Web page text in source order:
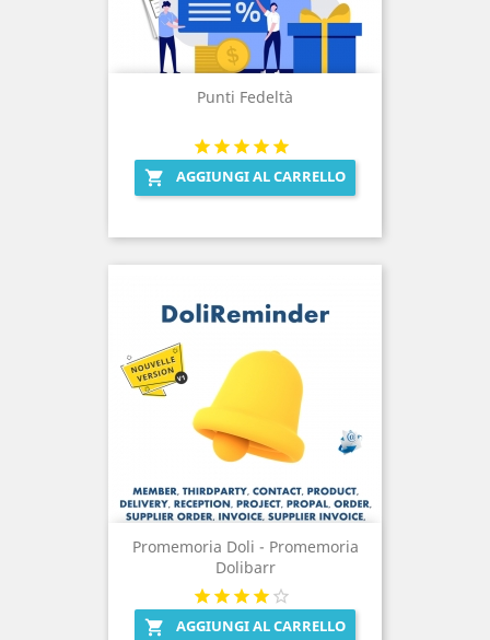
Punti Fedeltà
 AGGIUNGI AL CARRELLO
Promemoria Doli - Promemoria
Dolibarr
 AGGIUNGI AL CARRELLO